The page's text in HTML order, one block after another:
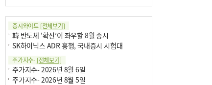
증시와이드 [전체보기]
韓 반도체 ‘확신’이 좌우할 8월 증시
SK하이닉스 ADR 흥행, 국내증시 시험대
주가지수- [전체보기]
주가지수- 2026년 8월 6일
주가지수- 2026년 8월 5일